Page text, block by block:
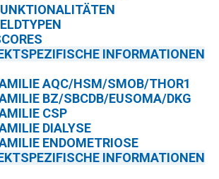
INFORMATIONEN
AQC/HSM/SMOB/THOR1
BZ/SBCDB/EUSOMA/DKG
CSP
DIALYSE
ENDOMETRIOSE
INFORMATIONEN